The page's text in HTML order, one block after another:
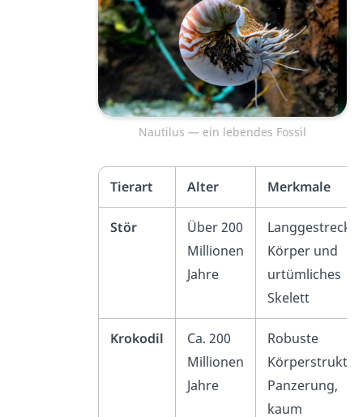
Nautilus — ein lebendes Fossil
Tierart Alter Merkmale
Stör
Über 200
Millionen
Jahre
Körper und
urtümliches
Skelett
Krokodil
Ca. 200
Millionen
Jahre
Robuste
Panzerung,
kaum